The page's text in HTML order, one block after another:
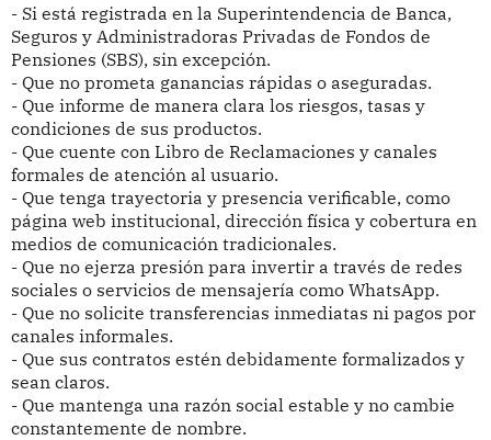
- Si está registrada en la Superintendencia de Banca,
Seguros y Administradoras Privadas de Fondos de
Pensiones (SBS), sin excepción.
- Que no prometa ganancias rápidas o aseguradas.
- Que informe de manera clara los riesgos, tasas y
condiciones de sus productos.
- Que cuente con Libro de Reclamaciones y canales
formales de atención al usuario.
- Que tenga trayectoria y presencia verificable, como
página web institucional, dirección física y cobertura en
medios de comunicación tradicionales.
- Que no ejerza presión para invertir a través de redes
sociales o servicios de mensajería como WhatsApp.
- Que no solicite transferencias inmediatas ni pagos por
canales informales.
- Que sus contratos estén debidamente formalizados y
sean claros.
- Que mantenga una razón social estable y no cambie
constantemente de nombre.